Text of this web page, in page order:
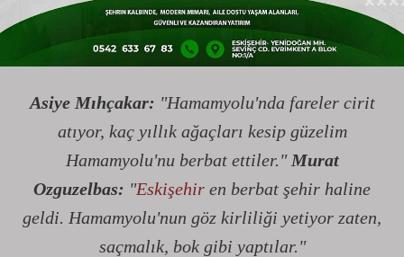
yorumları paylaştı:
Asiye Mıhçakar: "Hamamyolu'nda fareler cirit
atıyor, kaç yıllık ağaçları kesip güzelim
Hamamyolu'nu berbat ettiler." Murat
Ozguzelbas: "Eskişehir en berbat şehir haline
geldi. Hamamyolu'nun göz kirliliği yetiyor zaten,
saçmalık, bok gibi yaptılar."